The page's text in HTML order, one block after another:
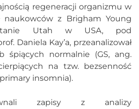
regeneracji organizmu w
naukowców z Brigham Young
Utah w USA, pod
Daniela Kay’a, przeanalizował
śpiących normalnie (GS, ang.
na tzw. bezsenność
insomnia).
zapisy z analizy